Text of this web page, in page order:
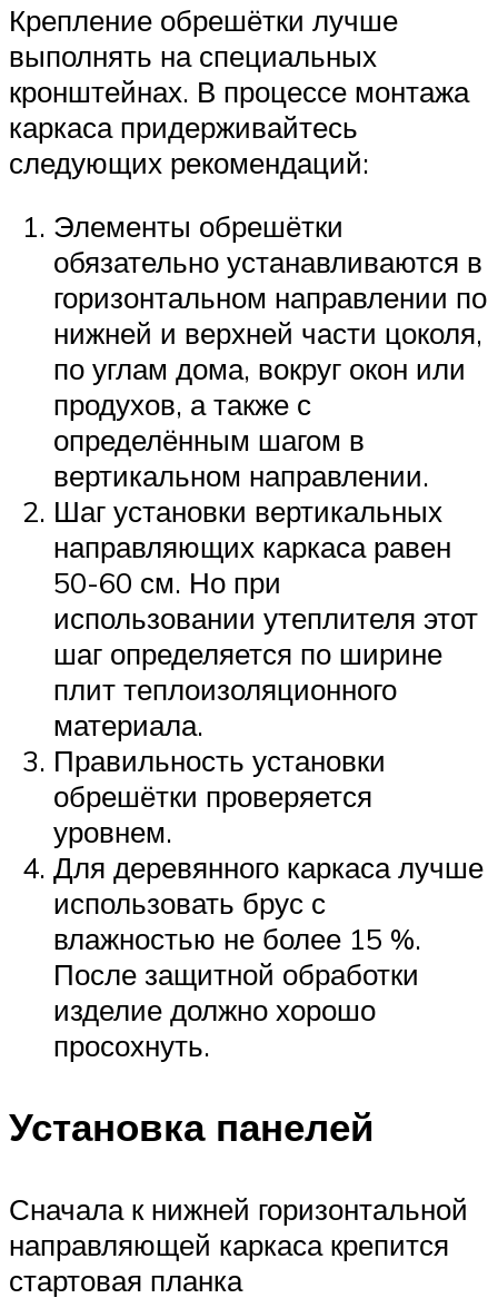
Крепление обрешётки лучше
выполнять на специальных
кронштейнах. В процессе монтажа
каркаса придерживайтесь
следующих рекомендаций:
Элементы обрешётки
обязательно устанавливаются в
горизонтальном направлении по
нижней и верхней части цоколя,
по углам дома, вокруг окон или
продухов, а также с
определённым шагом в
вертикальном направлении.
Шаг установки вертикальных
направляющих каркаса равен
50-60 см. Но при
использовании утеплителя этот
шаг определяется по ширине
плит теплоизоляционного
материала.
Правильность установки
обрешётки проверяется
уровнем.
Для деревянного каркаса лучше
использовать брус с
влажностью не более 15 %.
После защитной обработки
изделие должно хорошо
просохнуть.
Установка панелей
Сначала к нижней горизонтальной
направляющей каркаса крепится
стартовая планка